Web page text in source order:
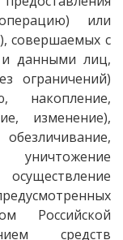
или
совершаемых с
данными лиц,
ограничений)
накопление,
изменение),
Российской
средств